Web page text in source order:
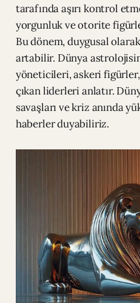
tarafında aşırı kontrol
yorgunluk ve otorite
Bu dönem, duygusal
artabilir. Dünya
yöneticileri, askeri
çıkan liderleri anlatır.
savaşları ve kriz anında
haberler duyabiliriz.